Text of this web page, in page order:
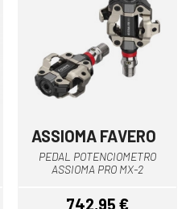
BIELLES
FC-R8100
PREU: 782,99 €
Negre
ASSIOMA FAVERO
PEDAL POTENCIOMETRO
ASSIOMA PRO MX-2
742,95 €